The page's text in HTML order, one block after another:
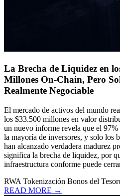
La Brecha de Liquidez en
Millones On-Chain, Pero
Realmente Negociable
El mercado de activos del mundo
los $33.500 millones en valor
un nuevo informe revela que el 97%
la mayoría de inversores, y solo los
han alcanzado verdadera madurez
significa la brecha de liquidez, por
infraestructura conforme puede
RWA Tokenización Bonos del
READ MORE →